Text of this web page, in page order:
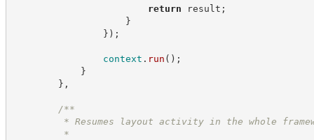
return result ;
}
} ) ;
context . run ( ) ;
}
} ,
/**
* Resumes layout activity in the whole
*